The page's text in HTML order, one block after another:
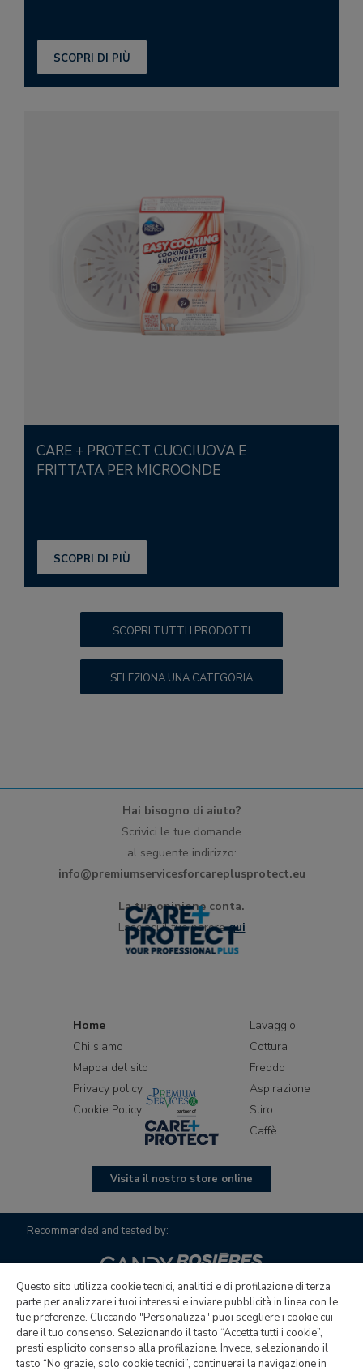
SCOPRI DI PIÙ
CARE + PROTECT CUOCIUOVA E
FRITTATA PER MICROONDE
SCOPRI DI PIÙ
SCOPRI TUTTI I PRODOTTI
SELEZIONA UNA CATEGORIA
Hai bisogno di aiuto?
Scrivici le tue domande
al seguente indirizzo:
info@premiumservicesforcareplusprotect.eu
La tua opinione conta.
Lasciaci il tuo parerequi
Home
Chi siamo
Mappa del sito
Privacy policy
Cookie Policy
Lavaggio
Cottura
Freddo
Aspirazione
Stiro
Caffè
Visita il nostro store online
Recommended and tested by:
Questo sito utilizza cookie tecnici, analitici e di profilazione di terza
parte per analizzare i tuoi interessi e inviare pubblicità in linea con le
tue preferenze. Cliccando "Personalizza" puoi scegliere i cookie cui
dare il tuo consenso. Selezionando il tasto “Accetta tutti i cookie”,
presti esplicito consenso alla profilazione. Invece, selezionando il
tasto “No grazie, solo cookie tecnici”, continuerai la navigazione in